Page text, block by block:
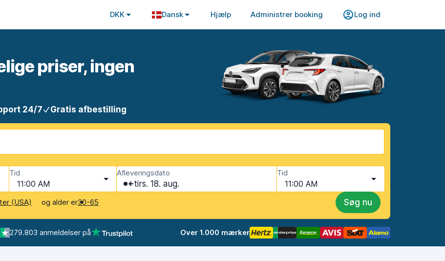
DKK Dansk Hjælp Administrer booking Log ind
priser, ingen
24/7 Gratis afbestilling
Tid
11:00 AM
Afleveringsdato
tirs. 18. aug.
Tid
11:00 AM
(USA) og alder er30-65 Søg nu
279.803 anmeldelser på Over 1.000 mærker